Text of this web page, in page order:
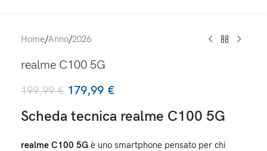
Home/Anno/2026
realme C100 5G
199,99€ 179,99 €
Scheda tecnica realme C100 5G
realme C100 5G è uno smartphone pensato per chi